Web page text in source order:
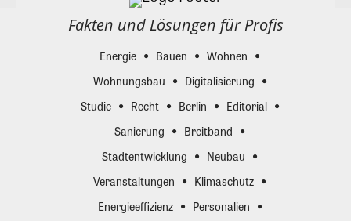
Fakten und Lösungen für Profis
Energie Bauen
Wohnen
Wohnungsbau
Digitalisierung
Studie
Recht Berlin
Editorial
Sanierung
Breitband
Stadtentwicklung
Neubau
Veranstaltungen
Klimaschutz
Energieeffizienz
Personalien